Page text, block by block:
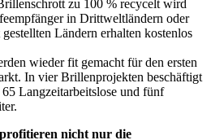
zu 100 % recycelt wird
in Drittweltländern oder
Ländern erhalten kostenlos
wieder fit gemacht für den ersten
In vier Brillenprojekten beschäftigt
Langzeitarbeitslose und fünf
nicht nur die